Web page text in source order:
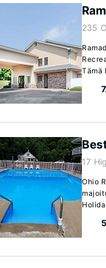
235
Tämä
17
Ohio